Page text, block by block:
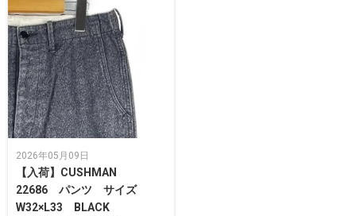
2026年05月09日
【入荷】CUSHMAN
22686 パンツ サイズ
W32×L33 BLACK